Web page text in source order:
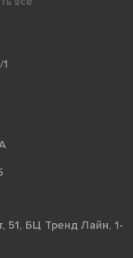
51, БЦ Тренд Лайн, 1-